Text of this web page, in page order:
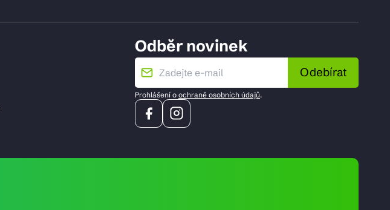
Odběr novinek
Odebírat
Prohlášení o ochraně osobních údajů.